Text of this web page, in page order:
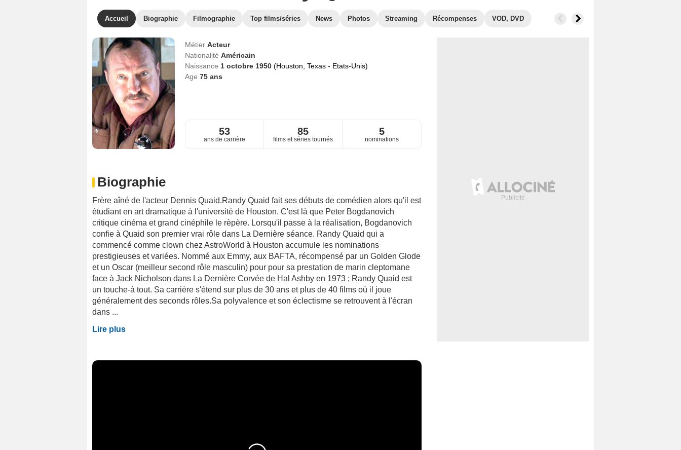
Accueil Biographie Filmographie Top films/séries News Photos Streaming Récompenses VOD, DVD
Métier Acteur
Nationalité Américain
Naissance 1 octobre 1950 (Houston, Texas - Etats-Unis)
Age 75ans
53
ans de carrière
85
films et séries tournés
5
nominations
Biographie
Frère aîné de l'acteur Dennis Quaid.Randy Quaid fait ses débuts de comédien alors qu'il est
étudiant en art dramatique à l'université de Houston. C'est là que Peter Bogdanovich
critique cinéma et grand cinéphile le rèpère. Lorsqu'il passe à la réalisation, Bogdanovich
confie à Quaid son premier vrai rôle dans La Dernière séance. Randy Quaid qui a
commencé comme clown chez AstroWorld à Houston accumule les nominations
prestigieuses et variées. Nommé aux Emmy, aux BAFTA, récompensé par un Golden Glode
et un Oscar (meilleur second rôle masculin) pour pour sa prestation de marin cleptomane
face à Jack Nicholson dans La Dernière Corvée de Hal Ashby en 1973 ; Randy Quaid est
un touche-à tout. Sa carrière s'étend sur plus de 30 ans et plus de 40 films où il joue
généralement des seconds rôles.Sa polyvalence et son éclectisme se retrouvent à l'écran
dans ...
Lire plus